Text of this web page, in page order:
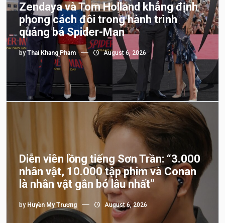
Zendaya và Tom Holland khẳng định
phong cách đôi trong hành trình
quảng bá Spider-Man
by Thai Khang Pham August 6, 2026
Diễn viên lồng tiếng Sơn Trần: “3.000
nhân vật, 10.000 tập phim và Conan
là nhân vật gắn bó lâu nhất”
by Huyền My Trương August 6, 2026